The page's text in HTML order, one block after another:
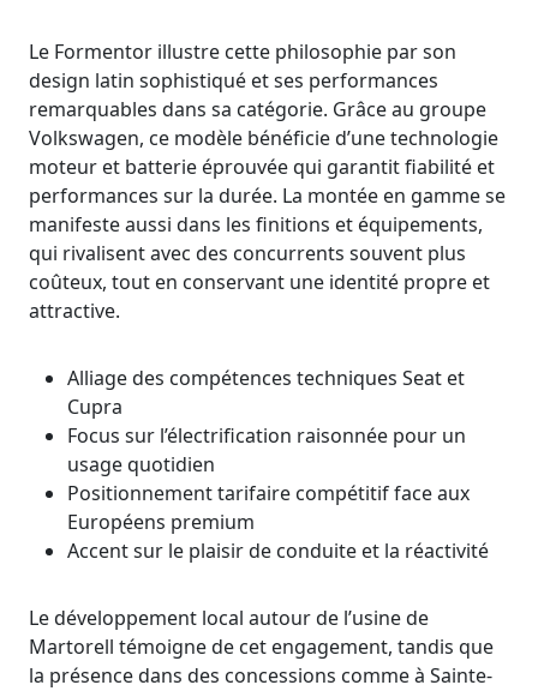
Le Formentor illustre cette philosophie par son
design latin sophistiqué et ses performances
remarquables dans sa catégorie. Grâce au groupe
Volkswagen, ce modèle bénéficie d’une technologie
moteur et batterie éprouvée qui garantit fiabilité et
performances sur la durée. La montée en gamme se
manifeste aussi dans les finitions et équipements,
qui rivalisent avec des concurrents souvent plus
coûteux, tout en conservant une identité propre et
attractive.
Alliage des compétences techniques Seat et
Cupra
Focus sur l’électrification raisonnée pour un
usage quotidien
Positionnement tarifaire compétitif face aux
Européens premium
Accent sur le plaisir de conduite et la réactivité
Le développement local autour de l’usine de
Martorell témoigne de cet engagement, tandis que
la présence dans des concessions comme à Sainte-